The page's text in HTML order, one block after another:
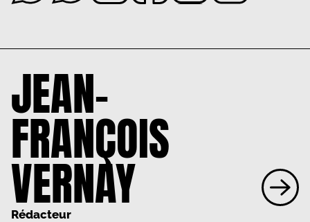
JEAN-
FRANÇOIS
VERNAY
Rédacteur